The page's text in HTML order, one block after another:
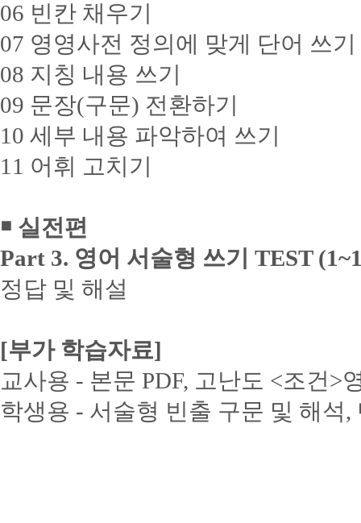
06 빈칸 채우기
07 영영사전 정의에 맞게 단어 쓰기
08 지칭 내용 쓰기
09 문장(구문) 전환하기
10 세부 내용 파악하여 쓰기
11 어휘 고치기
￭ 실전편
Part 3. 영어 서술형 쓰기 TEST
정답 및 해설
[부가 학습자료]
교사용 - 본문 PDF, 고난도 <조건>
학생용 - 서술형 빈출 구문 및 해석,